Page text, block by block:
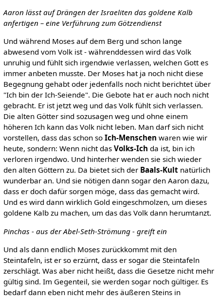
Aaron lässt auf Drängen der Israeliten das goldene Kalb
anfertigen – eine Verführung zum Götzendienst
Und während Moses auf dem Berg und schon lange
abwesend vom Volk ist - währenddessen wird das Volk
unruhig und fühlt sich irgendwie verlassen, welchen Gott es
immer anbeten musste. Der Moses hat ja noch nicht diese
Begegnung gehabt oder jedenfalls noch nicht berichtet über
"Ich bin der Ich-Seiende". Die Gebote hat er auch noch nicht
gebracht. Er ist jetzt weg und das Volk fühlt sich verlassen.
Die alten Götter sind sozusagen weg und ohne einem
höheren Ich kann das Volk nicht leben. Man darf sich nicht
vorstellen, dass das schon so Ich-Menschen waren wie wir
heute, sondern: Wenn nicht das Volks-Ich da ist, bin ich
verloren irgendwo. Und hinterher wenden sie sich wieder
den alten Göttern zu. Da bietet sich der Baals-Kultnatürlich
wunderbar an. Und sie nötigen dann sogar den Aaron dazu,
dass er doch dafür sorgen möge, dass das gemacht wird.
Und es wird dann wirklich Gold eingeschmolzen, um dieses
goldene Kalb zu machen, um das das Volk dann herumtanzt.
Pinchas - aus der Abel-Seth-Strömung - greift ein
Und als dann endlich Moses zurückkommt mit den
Steintafeln, ist er so erzürnt, dass er sogar die Steintafeln
zerschlägt. Was aber nicht heißt, dass die Gesetze nicht mehr
gültig sind. Im Gegenteil, sie werden sogar noch gültiger. Es
bedarf dann eben nicht mehr des äußeren Steins in